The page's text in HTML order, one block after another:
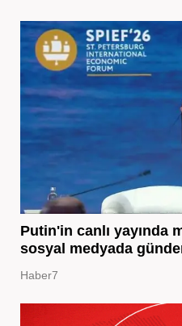
Putin'in canlı yayında
sosyal medyada
Haber7